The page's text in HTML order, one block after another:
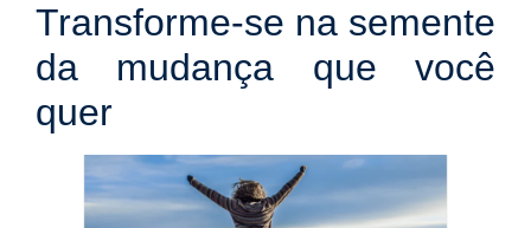
Transforme-se na semente
da mudança que você
quer